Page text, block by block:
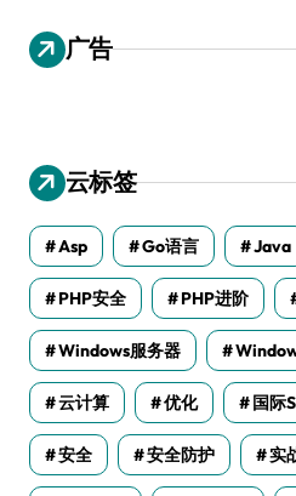
广告
云标签
Asp Go语言 Java
PHP安全 PHP进阶
Windows服务器
云计算 优化 国际
安全 安全防护 实